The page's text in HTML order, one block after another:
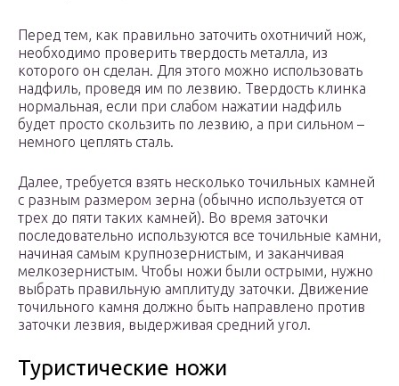
Перед тем, как правильно заточить охотничий нож,
необходимо проверить твердость металла, из
которого он сделан. Для этого можно использовать
надфиль, проведя им по лезвию. Твердость клинка
нормальная, если при слабом нажатии надфиль
будет просто скользить по лезвию, а при сильном –
немного цеплять сталь.
Далее, требуется взять несколько точильных камней
с разным размером зерна (обычно используется от
трех до пяти таких камней). Во время заточки
последовательно используются все точильные камни,
начиная самым крупнозернистым, и заканчивая
мелкозернистым. Чтобы ножи были острыми, нужно
выбрать правильную амплитуду заточки. Движение
точильного камня должно быть направлено против
заточки лезвия, выдерживая средний угол.
Туристические ножи